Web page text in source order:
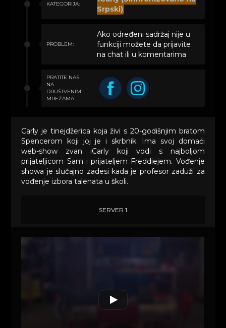
KATEGORIJA:
Srpski)
PROBLEM:
Ako određeni sadržaj nije u
funkciji možete da prijavite
na chat ili u komentarima
PRATITE NAS
NA
DRUŠTVENIM
MREŽAMA
Carly je tinejdžerica koja živi s 20-godišnjim bratom
Spencerom koji joj je i skrbnik. Ima svoj domaći
web-show zvan iCarly koji vodi s najboljom
prijateljicom Sam i prijateljem Freddiejem. Vođenje
showa je slučajno zadesi kada je profesor zaduži za
vođenje izbora talenata u školi.
SERVER 1